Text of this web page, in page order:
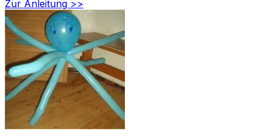
Zur Anleitung >>